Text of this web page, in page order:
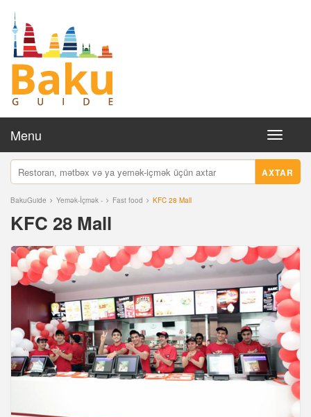
Toggle
Menu
AXTAR
BakuGuide Yemək-İçmək - Fast food KFC 28 Mall
KFC 28 Mall